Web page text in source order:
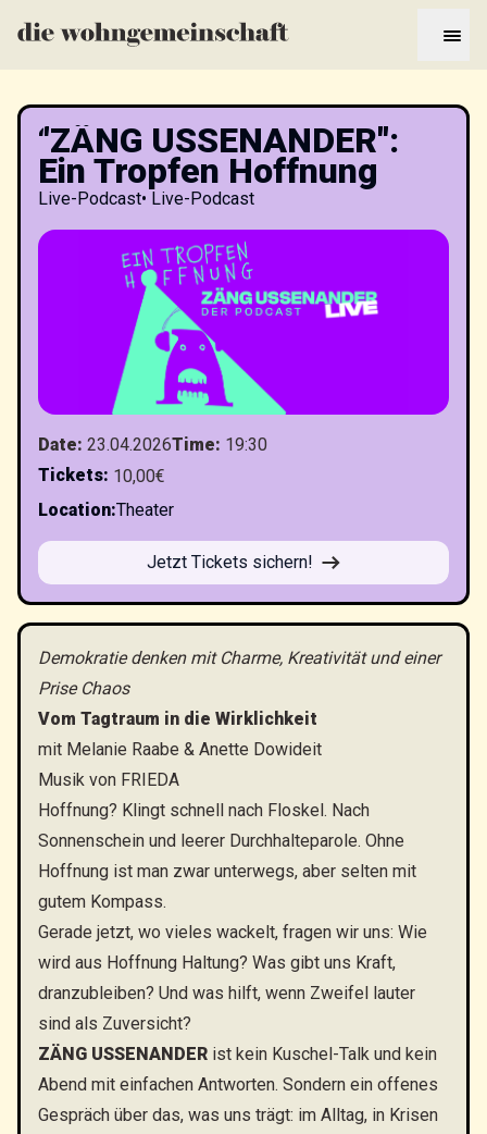
"ZÄNG USSENANDER":
Ein Tropfen Hoffnung
Live-Podcast• Live-Podcast
Date: 23.04.2026Time: 19:30
Tickets: 10,00€
Location:Theater
Jetzt Tickets sichern!
Demokratie denken mit Charme, Kreativität und einer
Prise Chaos
Vom Tagtraum in die Wirklichkeit
mit Melanie Raabe & Anette Dowideit
Musik von FRIEDA
Hoffnung? Klingt schnell nach Floskel. Nach
Sonnenschein und leerer Durchhalteparole. Ohne
Hoffnung ist man zwar unterwegs, aber selten mit
gutem Kompass.
Gerade jetzt, wo vieles wackelt, fragen wir uns: Wie
wird aus Hoffnung Haltung? Was gibt uns Kraft,
dranzubleiben? Und was hilft, wenn Zweifel lauter
sind als Zuversicht?
ZÄNG USSENANDER ist kein Kuschel-Talk und kein
Abend mit einfachen Antworten. Sondern ein offenes
Gespräch über das, was uns trägt: im Alltag, in Krisen